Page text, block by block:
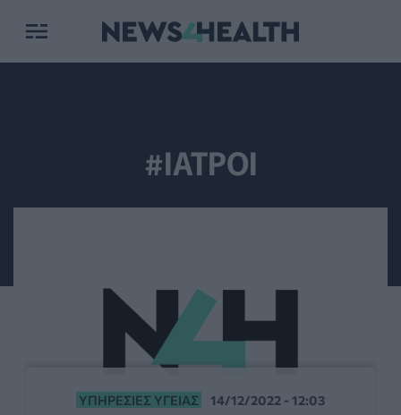
#ΙΑΤΡΟΙ
ΥΠΗΡΕΣΊΕΣ ΥΓΕΊΑΣ 14/12/2022 - 12:03